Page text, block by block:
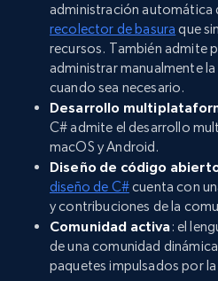
administración automática
recolector de basura que
recursos. También admite
administrar manualmente
cuando sea necesario.
Desarrollo
C# admite el desarrollo
macOS y Android.
Diseño de código
diseño de C#cuenta con
y contribuciones de la
Comunidad activa: el
de una comunidad
paquetes impulsados por